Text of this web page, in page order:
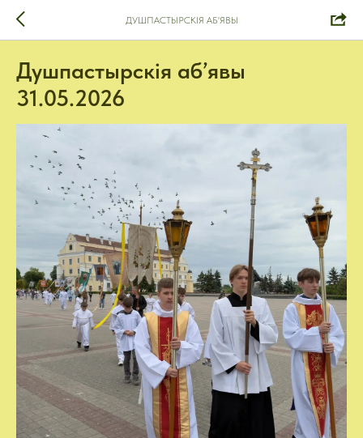
ДУШПАСТЫРСКІЯ АБ'ЯВЫ
Душпастырскія аб’явы
31.05.2026